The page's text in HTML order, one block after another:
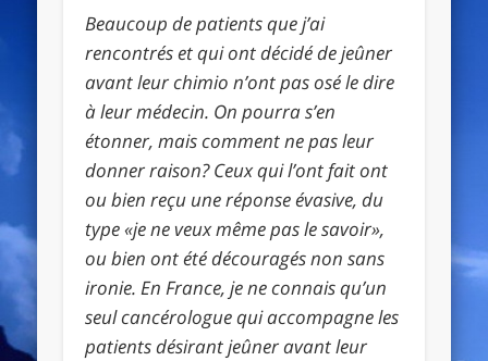
Beaucoup de patients que j’ai
rencontrés et qui ont décidé de jeûner
avant leur chimio n’ont pas osé le dire
à leur médecin. On pourra s’en
étonner, mais comment ne pas leur
donner raison? Ceux qui l’ont fait ont
ou bien reçu une réponse évasive, du
type «je ne veux même pas le savoir»,
ou bien ont été découragés non sans
ironie. En France, je ne connais qu’un
seul cancérologue qui accompagne les
patients désirant jeûner avant leur